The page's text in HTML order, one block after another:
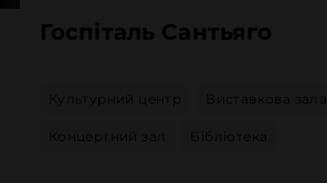
Госпіталь Сантьяго
Культурний центр Виставкова зала
Концертний зал Бібліотека